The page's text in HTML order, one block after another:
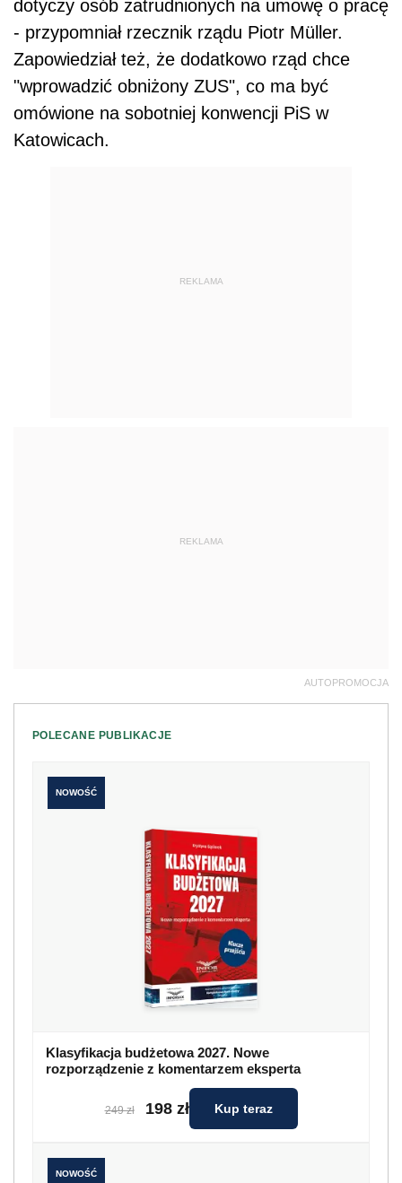
dotyczy osób zatrudnionych na umowę o pracę
- przypomniał rzecznik rządu Piotr Müller.
Zapowiedział też, że dodatkowo rząd chce
"wprowadzić obniżony ZUS", co ma być
omówione na sobotniej konwencji PiS w
Katowicach.
REKLAMA
Klasyfikacja budżetowa 2027. Nowe
rozporządzenie z komentarzem eksperta
198 zł Kup teraz